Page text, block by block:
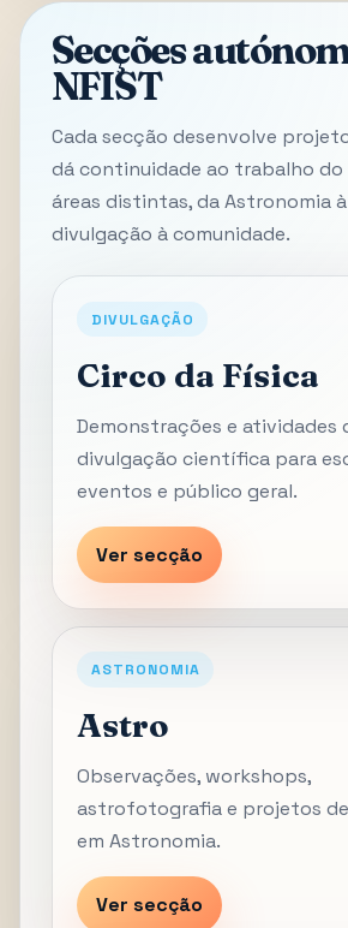
Secções
NFIST
Cada secção desenvolve
dá continuidade ao trabalho do
áreas distintas, da Astronomia
divulgação à comunidade.
DIVULGAÇÃO
Circo da Física
Demonstrações e atividades
divulgação científica para
eventos e público geral.
Ver secção
ASTRONOMIA
Astro
Observações, workshops,
astrofotografia e projetos
em Astronomia.
Ver secção